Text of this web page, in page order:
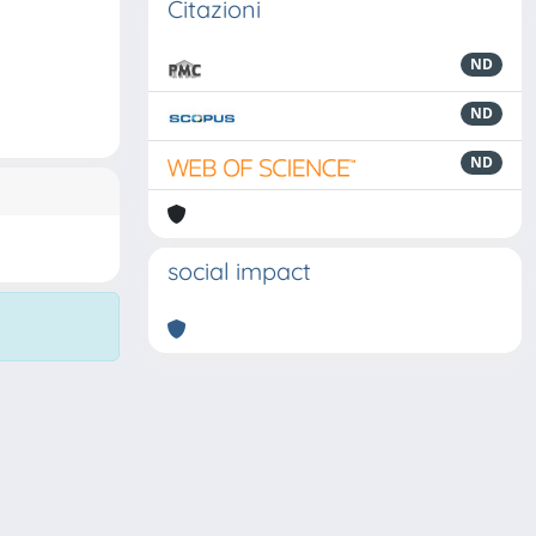
Citazioni
ND
ND
ND
social impact